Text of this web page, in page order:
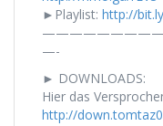
►Playlist: http://
—-
► DOWNLOADS:
Hier das
http://